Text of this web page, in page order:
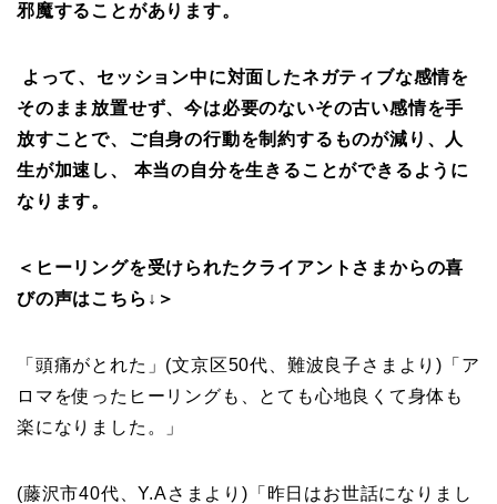
邪魔することがあります。
よって、セッション中に対面したネガティブな感情を
そのまま放置せず、今は必要のないその古い感情を手
放すことで、ご自身の行動を制約するものが減り、人
生が加速し、 本当の自分を生きることができるように
なります。
＜ヒーリングを受けられたクライアントさまからの喜
びの声はこちら↓＞
「頭痛がとれた」(文京区50代、難波良子さまより) 「ア
ロマを使ったヒーリングも、とても心地良くて身体も
楽になりました。」
(藤沢市40代、Y.Aさまより) 「昨日はお世話になりまし